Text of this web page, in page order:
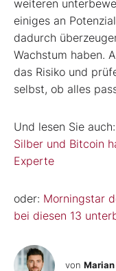
weiteren
einiges an
dadurch
Wachstum haben.
das Risiko und
selbst, ob alles
Und lesen Sie auch:
Silber und Bitcoin
Experte
oder: Morningstar
bei diesen 13
von Marian